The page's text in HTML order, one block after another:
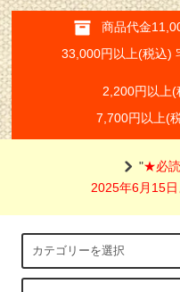
商品代金
33,000円以上(税込)
2,200円以上
7,700円以上(
"★必
2025年6月15